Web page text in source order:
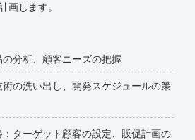
画します。
分析、顧客ニーズの把握
の洗い出し、開発スケジュールの策
ターゲット顧客の設定、販促計画の